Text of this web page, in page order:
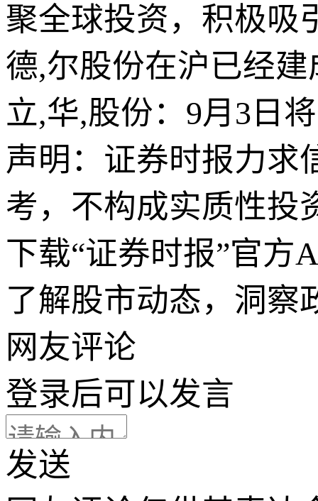
聚全球投资，积极吸
德,尔股份在沪已经
立,华,股份：9月3日
声明：证券时报力求
考，不构成实质性投
下载“证券时报”官方
了解股市动态，洞察
网友评论
登录后可以发言
发送